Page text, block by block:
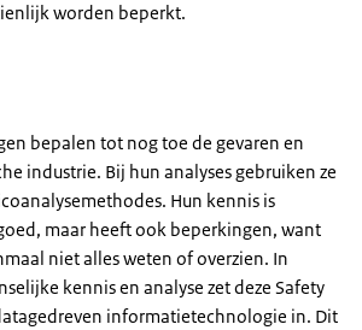
worden beperkt.
bepalen tot nog toe de gevaren en
industrie. Bij hun analyses gebruiken ze
Hun kennis is
maar heeft ook beperkingen, want
niet alles weten of overzien. In
kennis en analyse zet deze Safety
informatietechnologie in. Dit